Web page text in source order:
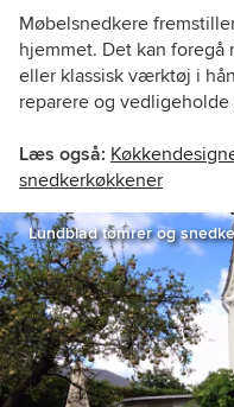
Møbelsnedkere
hjemmet. Det kan foregå
eller klassisk værktøj i
reparere og vedligeholde
Læs også:
snedkerkøkkener
Lundblad tømrer og